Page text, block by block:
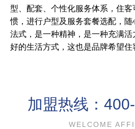
型、配套、个性化服务体系，住客
惯，进行户型及服务套餐选配，随
法式，是一种精神，是一种充满
好的生活方式，这也是品牌希望住
加盟热线：
WELCOME